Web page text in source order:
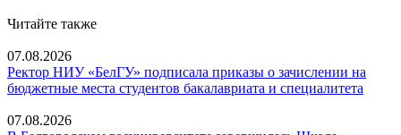
Читайте также
07.08.2026
Ректор НИУ «БелГУ» подписала приказы о зачислении на
бюджетные места студентов бакалавриата и специалитета
07.08.2026